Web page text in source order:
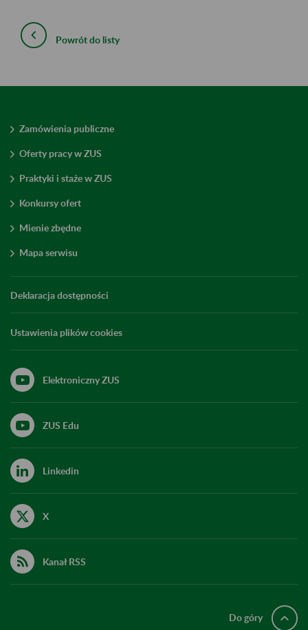
Powrót do listy
Zamówienia publiczne
Oferty pracy w ZUS
Praktyki i staże w ZUS
Konkursy ofert
Mienie zbędne
Mapa serwisu
Deklaracja dostępności
Ustawienia plików cookies
Elektroniczny ZUS
ZUS Edu
Linkedin
X
Kanał RSS
Do góry